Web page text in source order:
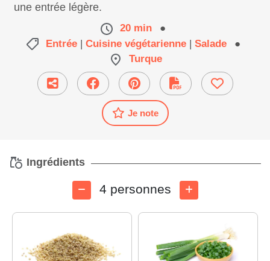
une entrée légère.
20 min
●
Entrée | Cuisine végétarienne | Salade
●
Turque
Je note
Ingrédients
4 personnes